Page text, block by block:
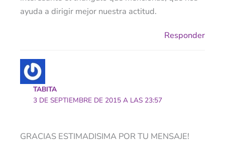
ayuda a dirigir mejor nuestra actitud.
Responder
TABITA
3 DE SEPTIEMBRE DE 2015 A LAS 23:57
GRACIAS ESTIMADISIMA POR TU MENSAJE!